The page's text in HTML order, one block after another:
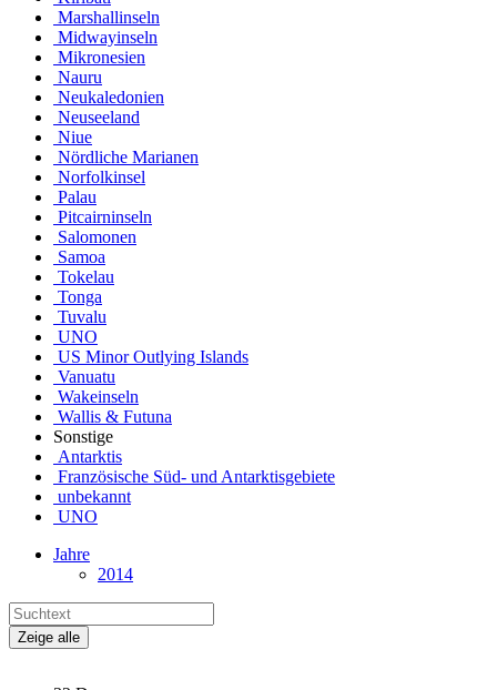
Marshallinseln
Midwayinseln
Mikronesien
Nauru
Neukaledonien
Neuseeland
Niue
Nördliche Marianen
Norfolkinsel
Palau
Pitcairninseln
Salomonen
Samoa
Tokelau
Tonga
Tuvalu
UNO
US Minor Outlying Islands
Vanuatu
Wakeinseln
Wallis & Futuna
Sonstige
Antarktis
Französische Süd- und Antarktisgebiete
unbekannt
UNO
Jahre
2014
Zeige alle